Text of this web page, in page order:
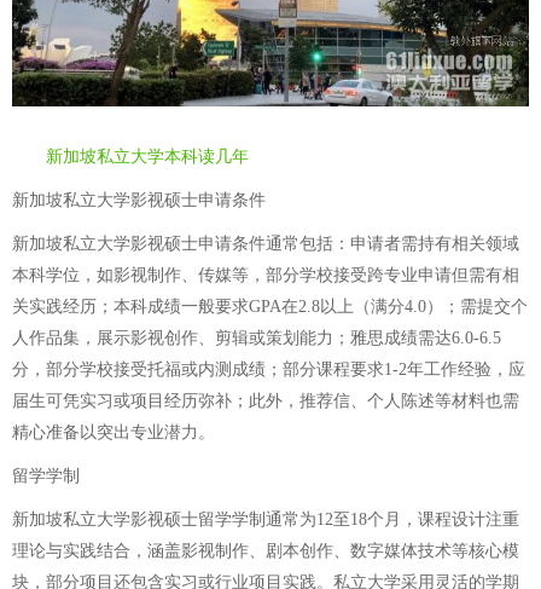
新加坡私立大学本科读几年
新加坡私立大学影视硕士申请条件
新加坡私立大学影视硕士申请条件通常包括：申请者需持有相关领域
本科学位，如影视制作、传媒等，部分学校接受跨专业申请但需有相
关实践经历；本科成绩一般要求GPA在2.8以上（满分4.0）；需提交个
人作品集，展示影视创作、剪辑或策划能力；雅思成绩需达6.0-6.5
分，部分学校接受托福或内测成绩；部分课程要求1-2年工作经验，应
届生可凭实习或项目经历弥补；此外，推荐信、个人陈述等材料也需
精心准备以突出专业潜力。
留学学制
新加坡私立大学影视硕士留学学制通常为12至18个月，课程设计注重
理论与实践结合，涵盖影视制作、剧本创作、数字媒体技术等核心模
块，部分项目还包含实习或行业项目实践。私立大学采用灵活的学期